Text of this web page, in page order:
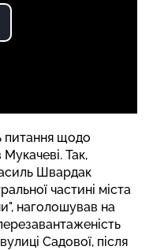
питання щодо
Так,
Швардак
частині міста
наголошував на
Садової, після